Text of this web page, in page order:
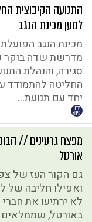
התנועה הקיבוצית
למען מכינת הנגב
מכינת הנגב
מדרשת שדה בוקר
סגירה, והנהלת
החליטה להתמודד
יחד עם תנועת...
מפצח גרעינים //
אורטל
גם הקור העז של
ואפילו חליבה של
לא ירתיעו את חברי
באורטל, שממלאים